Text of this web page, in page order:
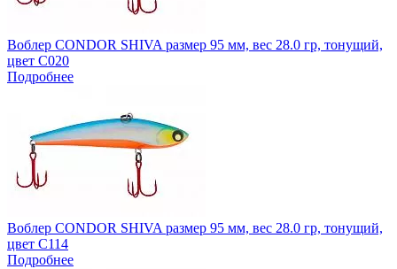
Воблер CONDOR SHIVA размер 95 мм, вес 28.0 гр, тонущий,
цвет C020
Подробнее
Воблер CONDOR SHIVA размер 95 мм, вес 28.0 гр, тонущий,
цвет C114
Подробнее